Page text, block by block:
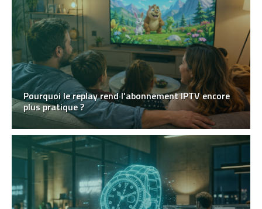
Pourquoi le replay rend l’abonnement IPTV encore
plus pratique ?